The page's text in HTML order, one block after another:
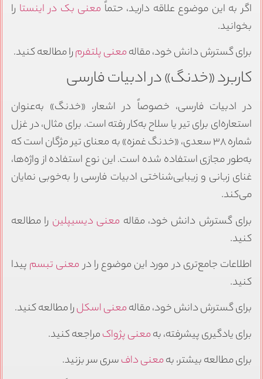
اگر به این موضوع علاقه دارید، حتماً معنی بک در اینستارا
بخوانید.
برای گسترش دانش خود، مقالهمعنی پلتفرمرا مطالعه کنید.
کاربرد «خدنگ» در ادبیات فارسی
در ادبیات فارسی، خصوصاً در اشعار، «خدنگ» به‌عنوان
استعاره‌ای برای تیر یا سلاح به‌کار رفته است. برای مثال، در غزل
شماره ۳۸ سعدی، «خدنگ غمزه» به معنای تیر مژگان است که
به‌طور مجازی استفاده شده است. این نوع استفاده از واژه‌ها،
غنای زبانی و زیبایی‌شناختی ادبیات فارسی را به‌خوبی نمایان
می‌کند.
برای گسترش دانش خود، مقاله معنی دیسیپلینرا مطالعه
کنید.
اطلاعات جامع‌تری در مورد این موضوع را درمعنی تبسمپیدا
کنید.
برای گسترش دانش خود، مقالهمعنی اسکلرا مطالعه کنید.
برای یادگیری پیشرفته، بهمعنی پژواکمراجعه کنید.
برای مطالعه بیشتر، بهمعنی دافسری سر بزنید.